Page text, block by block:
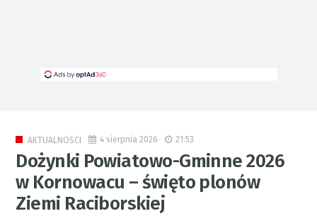
AKTUALNOŚCI 4 sierpnia 2026 21:53
Dożynki Powiatowo-Gminne 2026
w Kornowacu – święto plonów
Ziemi Raciborskiej